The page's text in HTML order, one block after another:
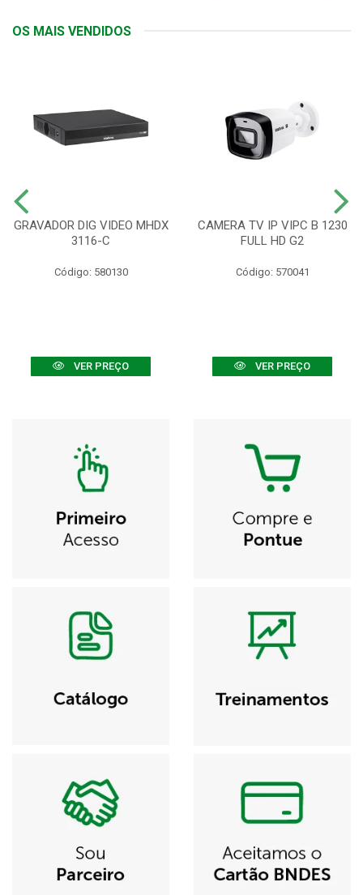
OS MAIS VENDIDOS
GRAVADOR DIG VIDEO MHDX
3116-C
Código: 580130
VER PREÇO
CAMERA TV IP VIPC B 1230
FULL HD G2
Código: 570041
VER PREÇO